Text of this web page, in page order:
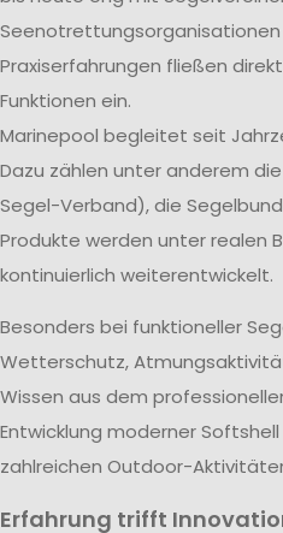
Praxiserfahrungen fließen
Funktionen ein.
Marinepool begleitet seit
Dazu zählen unter anderem
Segel-Verband), die
Produkte werden unter realen
kontinuierlich weiterentwickelt.
Besonders bei funktioneller
Wetterschutz,
Wissen aus dem
Entwicklung moderner
zahlreichen Outdoor-
Erfahrung trifft